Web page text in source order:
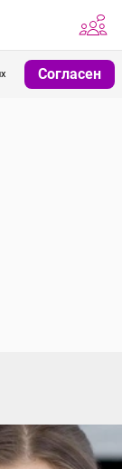
Согласен